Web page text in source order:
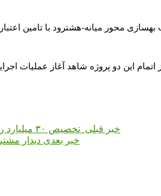
اتمام این دو پروژه شاهد آغاز
خبر قبلی تخصیص ۳۰ میلیارد ریال اعتبار برای تامین آب شرب روستاهای عشایر نشین میانه
خبر بعدی دیدار